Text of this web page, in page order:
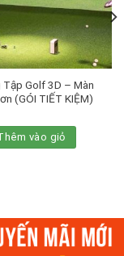
Tập Golf 3D – Màn
(GÓI TIẾT KIỆM)
vào giỏ